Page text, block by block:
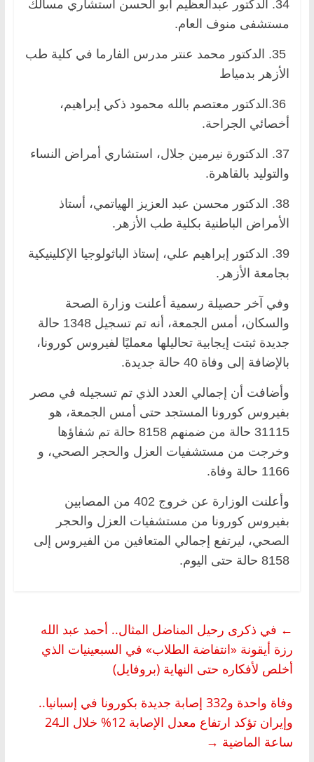
34. الدكتور عبدالعظيم أبو الحسن استشاري مسالك
مستشفى منوف العام.
35. الدكتور محمد عنتر مدرس الفارما في كلية طب
الأزهر بدمياط
36.الدكتور معتصم بالله محمود ذكي إبراهيم،
أخصائي الجراحة.
37. الدكتورة نيرمين جلال، استشاري أمراض النساء
والتوليد بالقاهرة.
38. الدكتور محسن عبد العزيز الهياتمي، أستاذ
الأمراض الباطنية بكلية طب الأزهر.
39. الدكتور إبراهيم علي، إستاذ الباثولوجيا الإكلينيكية
بجامعة الأزهر.
وفي آخر حصيلة رسمية أعلنت وزارة الصحة
والسكان، أمس الجمعة، أنه تم تسجيل 1348 حالة
جديدة ثبتت إيجابية تحاليلها معمليًا لفيروس كورونا،
بالإضافة إلى وفاة 40 حالة جديدة.
وأضافت أن إجمالي العدد الذي تم تسجيله في مصر
بفيروس كورونا المستجد حتى أمس الجمعة، هو
31115 حالة من ضمنهم 8158 حالة تم شفاؤها
وخرجت من مستشفيات العزل والحجر الصحي، و
1166 حالة وفاة.
وأعلنت الوزارة عن خروج 402 من المصابين
بفيروس كورونا من مستشفيات العزل والحجر
الصحي، ليرتفع إجمالي المتعافين من الفيروس إلى
8158 حالة حتى اليوم.
← في ذكرى رحيل المناضل المثال.. أحمد عبد الله
رزة أيقونة «انتفاضة الطلاب» في السبعينيات الذي
أخلص لأفكاره حتى النهاية (بروفايل)
وفاة واحدة و332 إصابة جديدة بكورونا في إسبانيا..
وإيران تؤكد ارتفاع معدل الإصابة 12% خلال الـ24
ساعة الماضية →